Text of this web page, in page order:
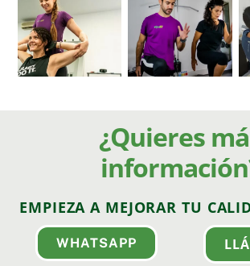
¿Quieres
EMPIEZA A MEJORAR TU
WHATSAPP